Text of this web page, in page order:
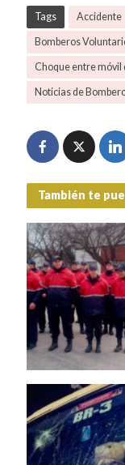
Tags Accidente
Bomberos
Choque entre móvil
Noticias de
También te